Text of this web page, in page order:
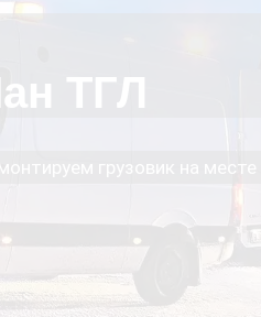
ТГЛ
грузовик на